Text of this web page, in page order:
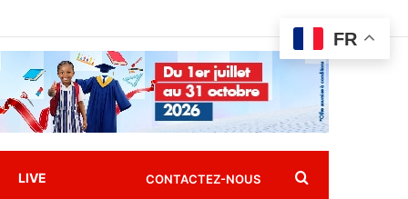
LIVE CONTACTEZ-NOUS Rechercher
FR